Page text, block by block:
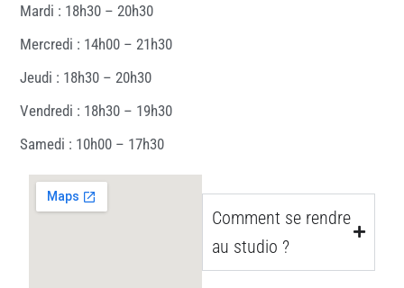
Mardi : 18h30 – 20h30
Mercredi : 14h00 – 21h30
Jeudi : 18h30 – 20h30
Vendredi : 18h30 – 19h30
Samedi : 10h00 – 17h30
Comment se rendre
au studio ?